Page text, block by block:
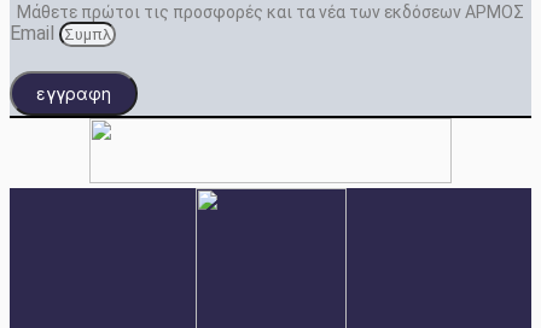
Μάθετε πρώτοι τις προσφορές και τα νέα των εκδόσεων ΑΡΜΟΣ
Email
εγγραφη